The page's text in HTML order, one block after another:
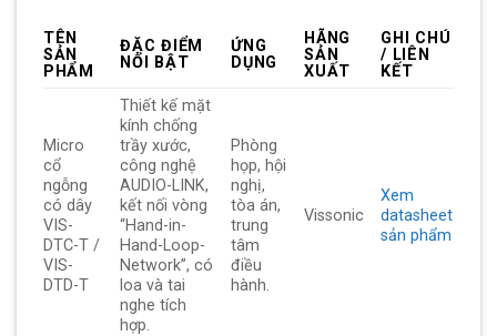
TÊN
SẢN
PHẨM
ĐẶC ĐIỂM
NỔI BẬT
ỨNG
DỤNG
HÃNG
SẢN
XUẤT
GHI CHÚ
/ LIÊN
KẾT
Micro
cổ
ngỗng
có dây
VIS-
DTC-T /
VIS-
DTD-T
Thiết kế mặt
kính chống
trầy xước,
công nghệ
AUDIO-LINK,
kết nối vòng
“Hand-in-
Hand-Loop-
Network”, có
loa và tai
nghe tích
hợp.
Phòng
họp, hội
nghị,
tòa án,
trung
tâm
điều
hành.
Vissonic
Xem
datasheet
sản phẩm